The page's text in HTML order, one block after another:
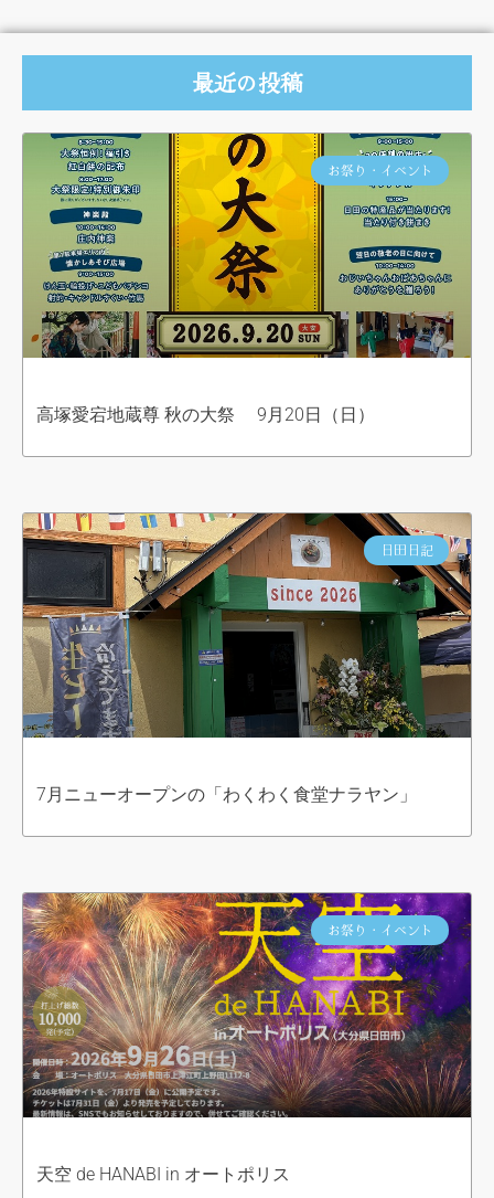
最近の投稿
お祭り・イベント
高塚愛宕地蔵尊 秋の大祭 9月20日（日）
日田日記
7月ニューオープンの「わくわく食堂ナラヤン」
お祭り・イベント
天空 de HANABI in オートポリス